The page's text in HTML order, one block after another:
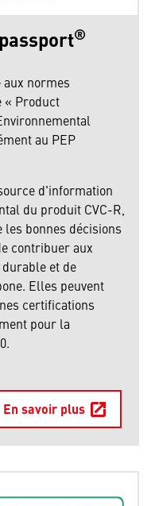
®
normes
« Product
au PEP
d'information
du produit CVC-R,
bonnes décisions
contribuer aux
et de
Elles peuvent
certifications
pour la
En savoir plus open_in_new